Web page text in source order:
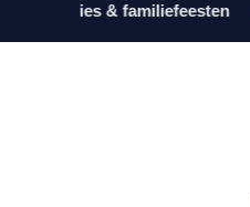
& familiefeesten ✦